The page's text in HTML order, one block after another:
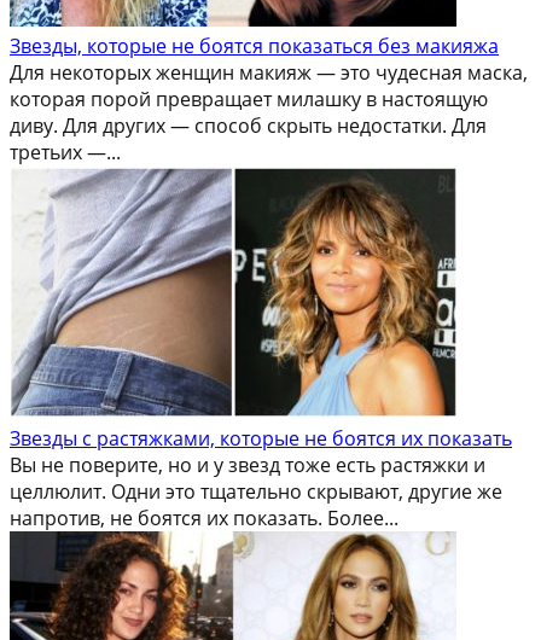
Звезды, которые не боятся показаться без макияжа
Для некоторых женщин макияж — это чудесная маска,
которая порой превращает милашку в настоящую
диву. Для других — способ скрыть недостатки. Для
третьих —...
Звезды с растяжками, которые не боятся их показать
Вы не поверите, но и у звезд тоже есть растяжки и
целлюлит. Одни это тщательно скрывают, другие же
напротив, не боятся их показать. Более...